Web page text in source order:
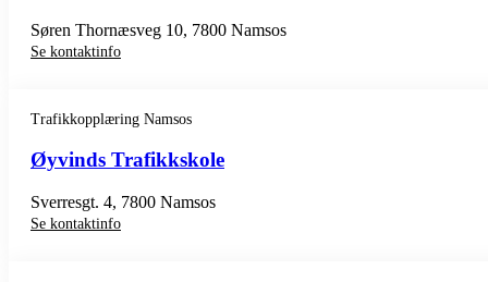
Søren Thornæsveg 10, 7800 Namsos
Se kontaktinfo
Trafikkopplæring Namsos
Øyvinds Trafikkskole
Sverresgt. 4, 7800 Namsos
Se kontaktinfo